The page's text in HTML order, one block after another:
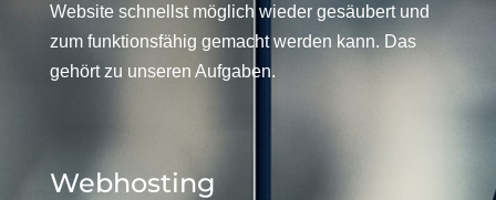
Website schnellst möglich wieder gesäubert und
zum funktionsfähig gemacht werden kann. Das
gehört zu unseren Aufgaben.
Webhosting